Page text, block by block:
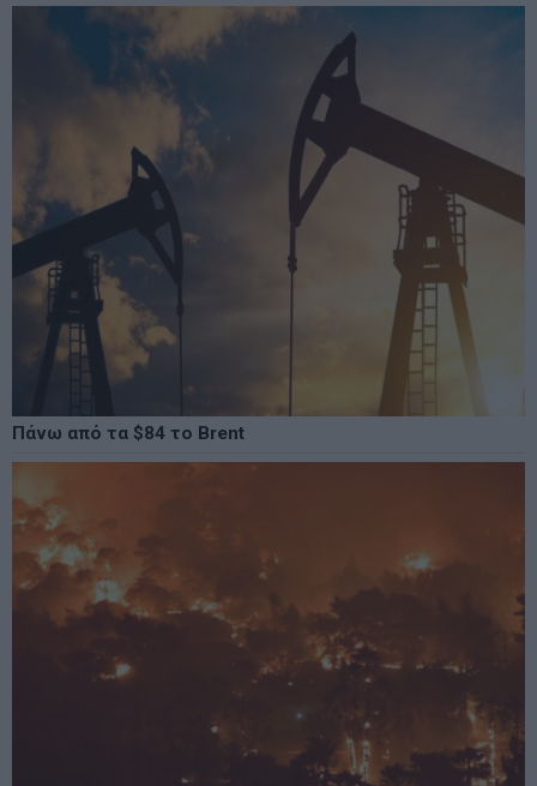
Πάνω από τα $84 το Brent